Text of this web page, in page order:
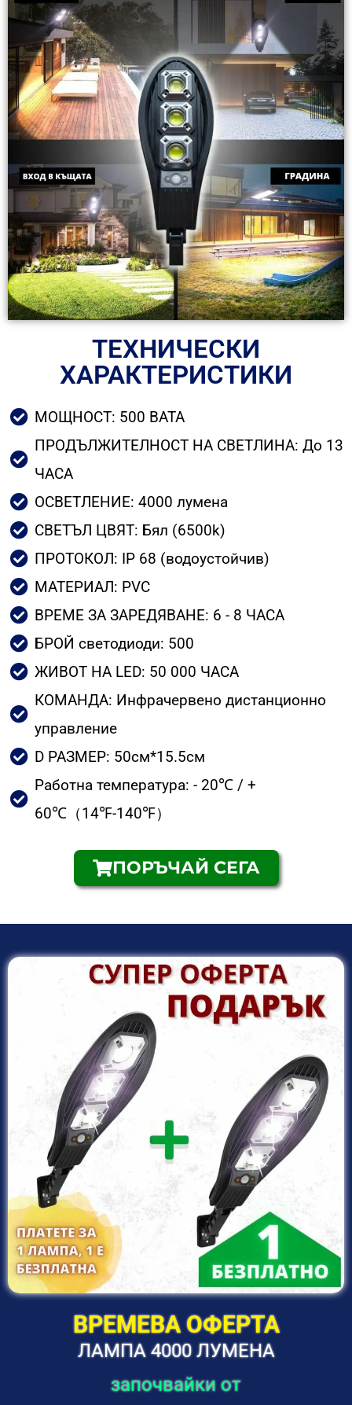
ТЕХНИЧЕСКИ
ХАРАКТЕРИСТИКИ
МОЩНОСТ: 500 ВАТА
ПРОДЪЛЖИТЕЛНОСТ НА СВЕТЛИНА: До 13
ЧАСА
ОСВЕТЛЕНИЕ: 4000 лумена
СВЕТЪЛ ЦВЯТ: Бял (6500k)
ПРОТОКОЛ: IP 68 (водоустойчив)
МАТЕРИАЛ: PVC
ВРЕМЕ ЗА ЗАРЕДЯВАНЕ: 6 - 8 ЧАСА
БРОЙ светодиоди: 500
ЖИВОТ НА LED: 50 000 ЧАСА
КОМАНДА: Инфрачервено дистанционно
управление
D РАЗМЕР: 50см*15.5см
Работна температура: - 20℃ / +
60℃（14℉-140℉）
ПОРЪЧАЙ СЕГА
ВРЕМЕВА ОФЕРТА
ЛАМПА 4000 ЛУМЕНА
започвайки от